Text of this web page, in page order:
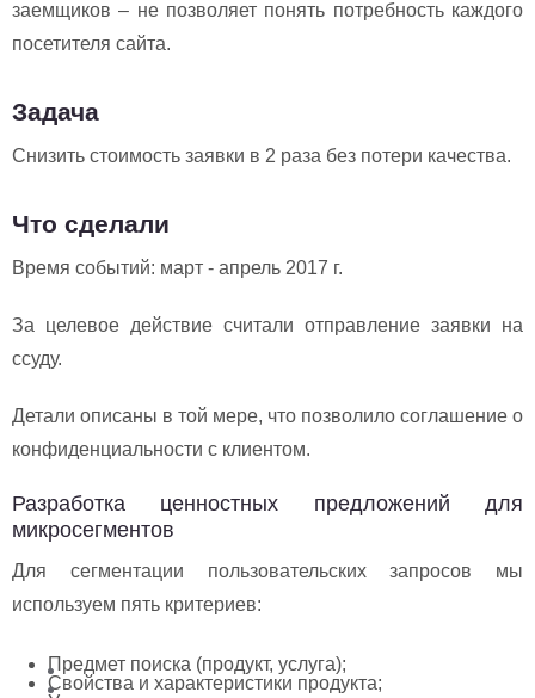
заемщиков – не позволяет понять потребность каждого
посетителя сайта.
Задача
Снизить стоимость заявки в 2 раза без потери качества.
Что сделали
Время событий: март - апрель 2017 г.
За целевое действие считали отправление заявки на
ссуду.
Детали описаны в той мере, что позволило соглашение о
конфиденциальности с клиентом.
Разработка ценностных предложений для
микросегментов
Для сегментации пользовательских запросов мы
используем пять критериев:
Предмет поиска (продукт, услуга);
Свойства и характеристики продукта;